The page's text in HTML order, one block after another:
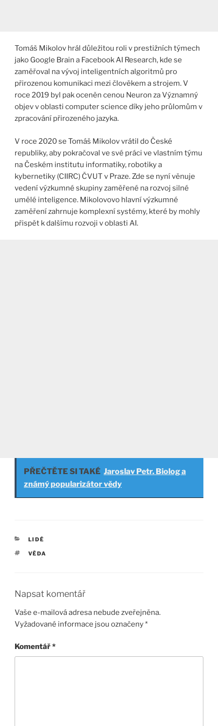
Tomáš Mikolov hrál důležitou roli v prestižních týmech
jako Google Brain a Facebook AI Research, kde se
zaměřoval na vývoj inteligentních algoritmů pro
přirozenou komunikaci mezi člověkem a strojem. V
roce 2019 byl pak oceněn cenou Neuron za Významný
objev v oblasti computer science díky jeho průlomům v
zpracování přirozeného jazyka​.
V roce 2020 se Tomáš Mikolov vrátil do České
republiky, aby pokračoval ve své práci ve vlastním týmu
na Českém institutu informatiky, robotiky a
kybernetiky (CIIRC) ČVUT v Praze. Zde se nyní věnuje
vedení výzkumné skupiny zaměřené na rozvoj silné
umělé inteligence. Mikolovovo hlavní výzkumné
zaměření zahrnuje komplexní systémy, které by mohly
přispět k dalšímu rozvoji v oblasti AI​.
PŘEČTĚTE SI TAKÉ Jaroslav Petr. Biolog a
známý popularizátor vědy
RUBRIKY
LIDÉ
ŠTÍTKY
VĚDA
Napsat komentář
Vaše e-mailová adresa nebude zveřejněna.
Vyžadované informace jsou označeny*
Komentář*